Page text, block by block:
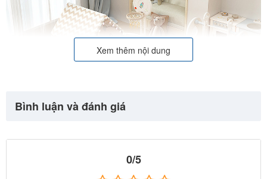
Xem thêm nội dung
Bình luận và đánh giá
0/5